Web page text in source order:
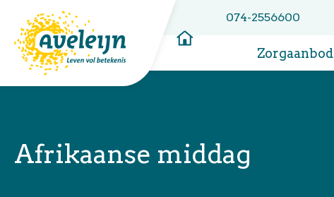
074-2556600
Zorgaanbod
Afrikaanse middag